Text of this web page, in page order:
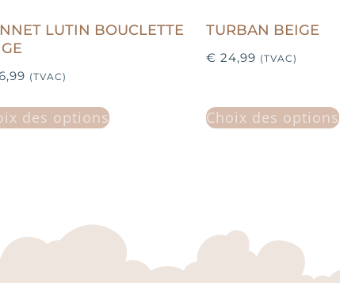
LUTIN BOUCLETTE
(TVAC)
des options
TURBAN BEIGE
€ 24,99 (TVAC)
Choix des options